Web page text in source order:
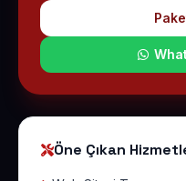
Öne Çıkan